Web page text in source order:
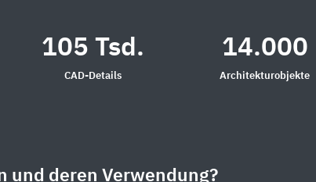
105 Tsd.
CAD-Details
14.000
Architekturobjekte
und deren Verwendung?